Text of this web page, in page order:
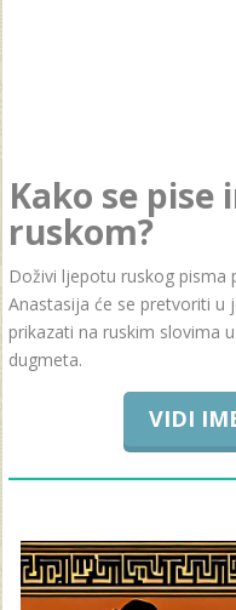
Kako se pise
ruskom?
Doživi ljepotu ruskog pisma
Anastasija će se pretvoriti u
prikazati na ruskim slovima
dugmeta.
VIDI